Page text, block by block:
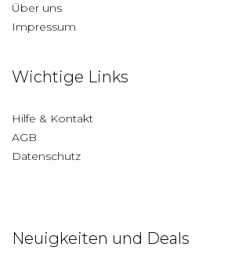
Über uns
Impressum
Wichtige Links
Hilfe & Kontakt
AGB
Datenschutz
Neuigkeiten und Deals